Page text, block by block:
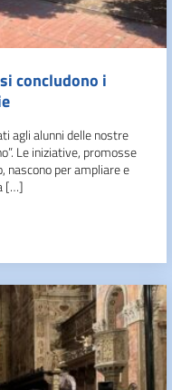
concludono i
agli alunni delle nostre
Le iniziative, promosse
nascono per ampliare e
[…]